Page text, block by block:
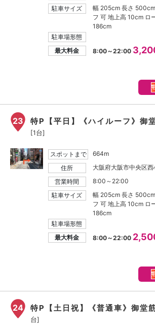
駐車サイズ
幅 205cm 長さ
フ 可 地上高 10cm ロ
186cm
駐車場形態
最大料金
8:00～22:00
23 特P【平日】《ハイルーフ》御
[1台]
スポットまで
664m
住所
大阪府大阪市中央区
営業時間
8:00～22:00
駐車サイズ
幅 205cm 長さ
フ 可 地上高 10cm ロ
186cm
駐車場形態
最大料金
8:00～22:00
24 特P【土日祝】《普通車》御堂
台]